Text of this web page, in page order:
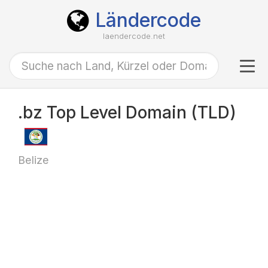
Ländercode
laendercode.net
.bz Top Level Domain (TLD)
Belize